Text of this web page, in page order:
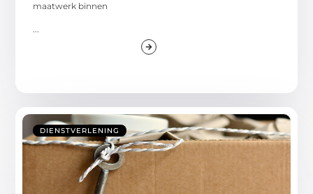
maatwerk binnen
DIENSTVERLENING